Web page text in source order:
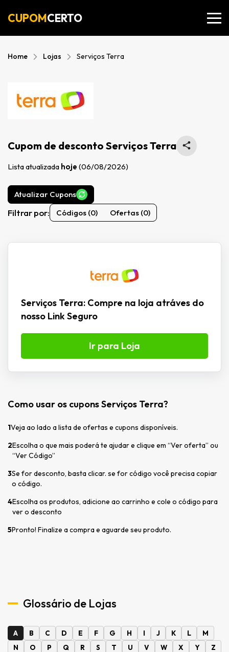
CUPOMCERTO
Home Lojas Serviços Terra
Cupom de desconto Serviços Terra
Lista atualizada hoje (06/08/2026)
Filtrar por: Códigos (0) Ofertas (0)
Atualizar Cupons
Serviços Terra: Compre na loja atráves do
nosso Link Seguro
Ir para Loja
Como usar os cupons Serviços Terra?
1Veja ao lado a lista de ofertas e cupons disponíveis.
2Escolha o que mais poderá te ajudar e clique em “Ver oferta” ou
“Ver Código”
3Se for desconto, basta clicar. se for código você precisa copiar
o código.
4Escolha os produtos, adicione ao carrinho e cole o código para
ver o desconto
5Pronto! Finalize a compra e aguarde seu produto.
Glossário de Lojas
A B C D E F G H I J K L
M
N
O P Q R S T U V W X Y Z